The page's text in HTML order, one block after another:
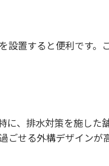
を設置すると便利です。
に、排水対策を施した
ごせる外構デザインが